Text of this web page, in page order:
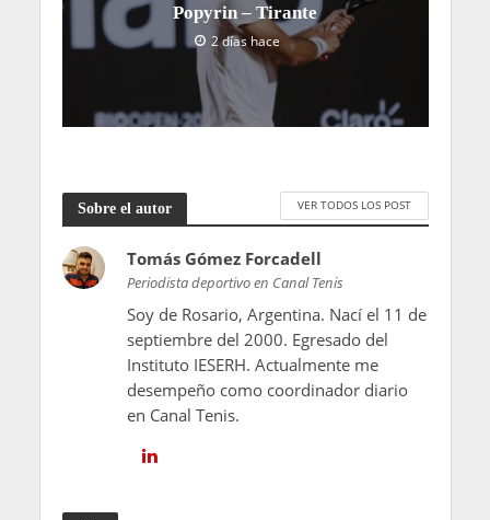
Popyrin – Tirante
2 días hace
Sobre el autor VER TODOS LOS POST
Tomás Gómez Forcadell
Periodista deportivo en Canal Tenis
Soy de Rosario, Argentina. Nací el 11 de
septiembre del 2000. Egresado del
Instituto IESERH. Actualmente me
desempeño como coordinador diario
en Canal Tenis.